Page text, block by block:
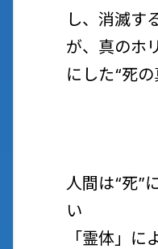
し、消滅す
が、真のホ
にした“死の
人間は“死”
い
「霊体」に